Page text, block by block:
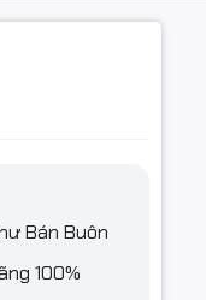
Bán Buôn
100%